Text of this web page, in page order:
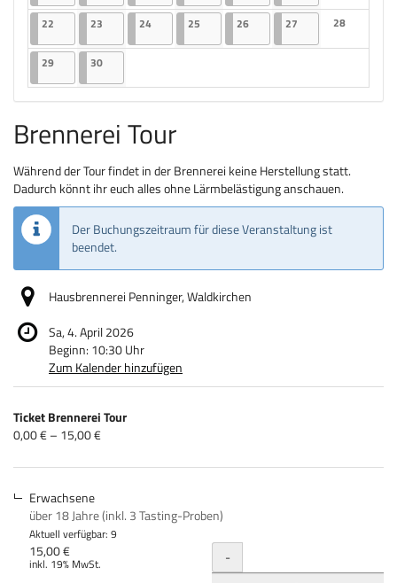
Keine
22 22.06.2026
2 Veranstaltungen
23 23.06.2026
2 Veranstaltungen
2424.06.2026
2 Veranstaltungen
25 25.06.2026
2 Veranstaltungen
2626.06.2026
2 Veranstaltungen
27 27.06.2026
2 Veranstaltungen
28
Keine
2929.06.2026
2 Veranstaltungen
3030.06.2026
2 Veranstaltungen
Brennerei Tour
Während der Tour findet in der Brennerei keine Herstellung statt.
Dadurch könnt ihr euch alles ohne Lärmbelästigung anschauen.
Der Buchungszeitraum für diese Veranstaltung ist
beendet.
Hausbrennerei Penninger, Waldkirchen
Sa, 4. April 2026
Beginn: 10:30Uhr
Zum Kalender hinzufügen
Produkte
Unkategorisierte
Produkte
Ticket Brennerei Tour
von
bis
0,00 € – 15,00 €
Erwachsene
über 18 Jahre (inkl. 3 Tasting-Proben)
Aktuell verfügbar: 9
15,00 €
inkl. 19% MwSt. Menge
-